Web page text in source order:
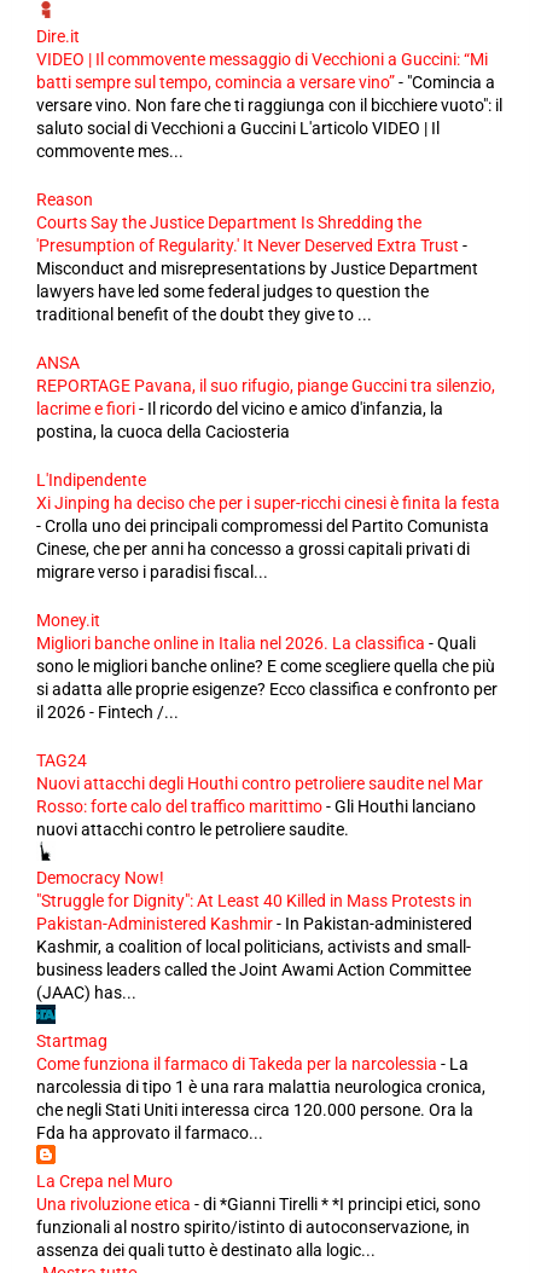
Dire.it
VIDEO | Il commovente messaggio di Vecchioni a Guccini: “Mi
batti sempre sul tempo, comincia a versare vino”- "Comincia a
versare vino. Non fare che ti raggiunga con il bicchiere vuoto": il
saluto social di Vecchioni a Guccini L'articolo VIDEO | Il
commovente mes...
Reason
Courts Say the Justice Department Is Shredding the
'Presumption of Regularity.' It Never Deserved Extra Trust -
Misconduct and misrepresentations by Justice Department
lawyers have led some federal judges to question the
traditional benefit of the doubt they give to ...
ANSA
REPORTAGE Pavana, il suo rifugio, piange Guccini tra silenzio,
lacrime e fiori- Il ricordo del vicino e amico d'infanzia, la
postina, la cuoca della Caciosteria
L'Indipendente
Xi Jinping ha deciso che per i super-ricchi cinesi è finita la festa
-Crolla uno dei principali compromessi del Partito Comunista
Cinese, che per anni ha concesso a grossi capitali privati di
migrare verso i paradisi fiscal...
Money.it
Migliori banche online in Italia nel 2026. La classifica -Quali
sono le migliori banche online? E come scegliere quella che più
si adatta alle proprie esigenze? Ecco classifica e confronto per
il 2026 - Fintech /...
TAG24
Nuovi attacchi degli Houthi contro petroliere saudite nel Mar
Rosso: forte calo del traffico marittimo-Gli Houthi lanciano
nuovi attacchi contro le petroliere saudite.
Democracy Now!
"Struggle for Dignity": At Least 40 Killed in Mass Protests in
Pakistan-Administered Kashmir- In Pakistan-administered
Kashmir, a coalition of local politicians, activists and small-
business leaders called the Joint Awami Action Committee
(JAAC) has...
Startmag
Come funziona il farmaco di Takeda per la narcolessia - La
narcolessia di tipo 1 è una rara malattia neurologica cronica,
che negli Stati Uniti interessa circa 120.000 persone. Ora la
Fda ha approvato il farmaco...
La Crepa nel Muro
Una rivoluzione etica -di *Gianni Tirelli * *I principi etici, sono
funzionali al nostro spirito/istinto di autoconservazione, in
assenza dei quali tutto è destinato alla logic...